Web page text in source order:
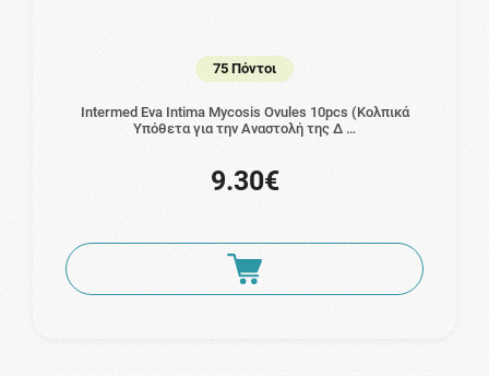
75 Πόντοι
Intermed Eva Intima Mycosis Ovules 10pcs (Κολπικά
Yπόθετα για την Aναστολή της Δ …
9.30€